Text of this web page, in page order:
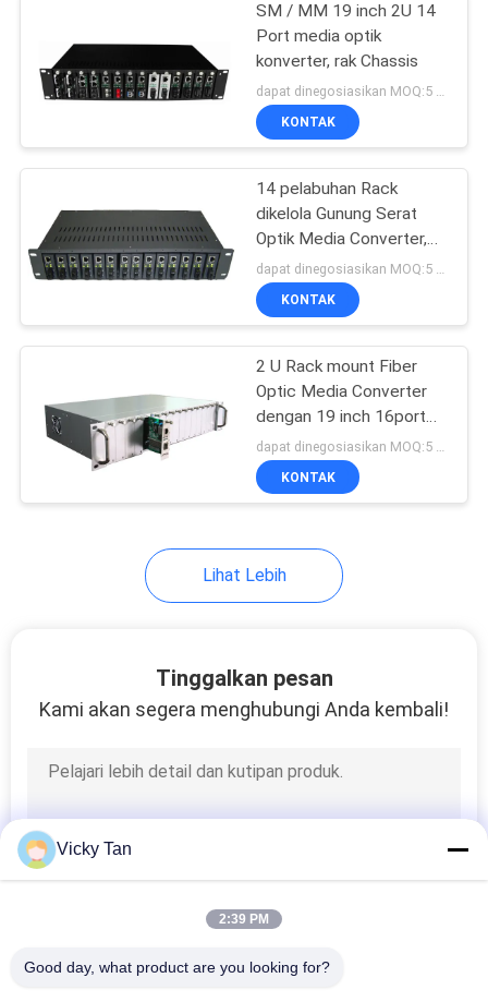
Fiber Optic Splitter
85
Loopback Serat
Optik
Panel Patch MPO
SM / MM 19 inch 2U 14
Port media optik
konverter, rak Chassis
dapat dinegosiasikan MOQ:5 PC
KONTAK
14 pelabuhan Rack
dikelola Gunung Serat
Optik Media Converter,
19 inch
KONTAK
2 U Rack mount Fiber
Optic Media Converter
dengan 19 inch 16port
Media Converter Chassis
KONTAK
Lihat Lebih
Tinggalkan pesan
Kami akan segera menghubungi Anda kembali!
Vicky Tan
2:39 PM
Good day, what product are you looking for?